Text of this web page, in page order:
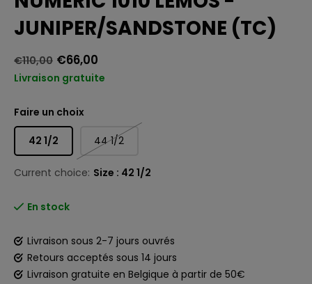
JUNIPER/SANDSTONE (TC)
€110,00 €66,00
Livraison gratuite
Faire un choix
42 1/2 44 1/2
Current choice: Size : 42 1/2
En stock
Livraison sous 2-7 jours ouvrés
Retours acceptés sous 14 jours
Livraison gratuite en Belgique à partir de 50€